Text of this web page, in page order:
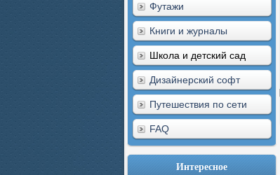
Футажи
Книги и журналы
Школа и детский сад
Дизайнерский софт
Путешествия по сети
FAQ
Интересное